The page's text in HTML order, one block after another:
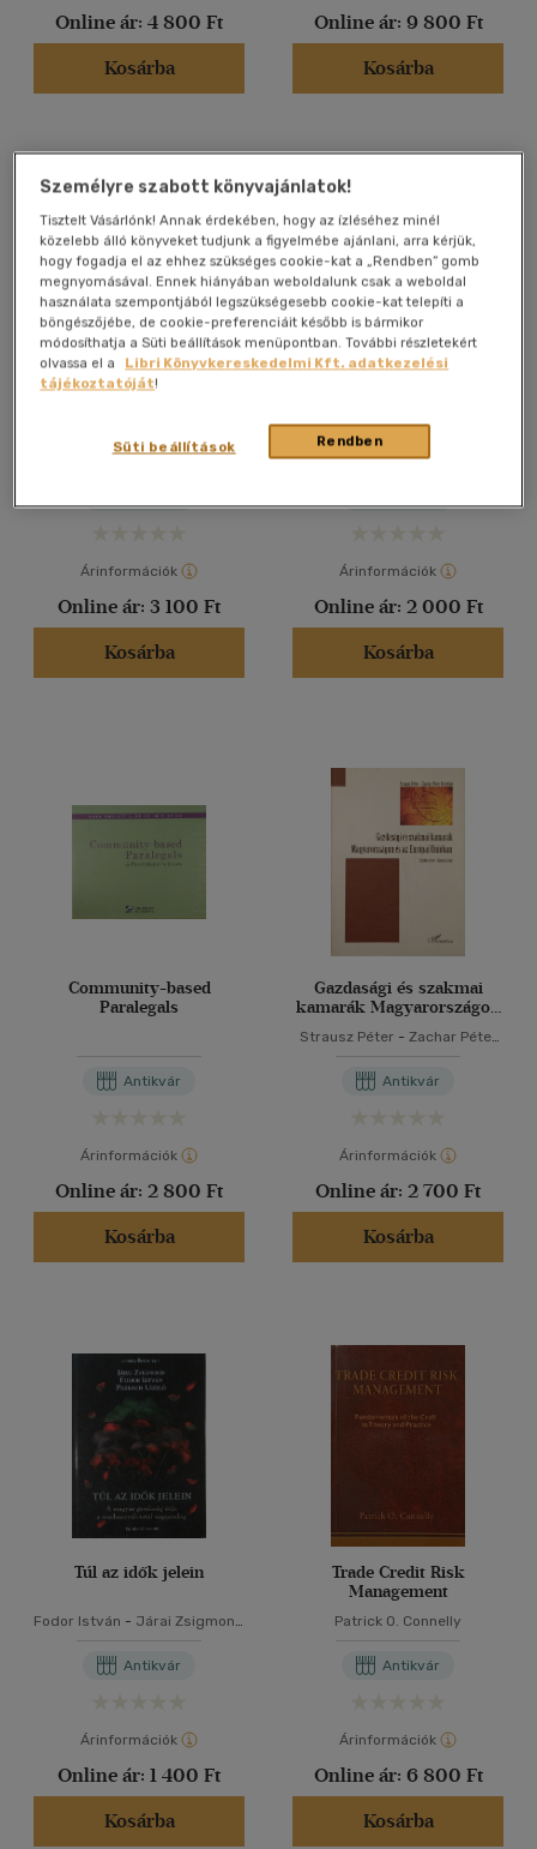
Vélemény szerint
(10)
(10)
(1)
(3)
(461)
Online ár: 4 800 Ft
Kosárba
Online ár: 9 800 Ft
Kosárba
Kopátsy Sándor
Árinformációk
Online ár: 3 100 Ft
Kosárba
Martin József Péter
Árinformációk
Online ár: 2 000 Ft
Kosárba
Community-based
Paralegals
Antikvár
Árinformációk
Online ár: 2 800 Ft
Kosárba
Gazdasági és szakmai
kamarák Magyarországon
Strausz Péter - Zachar Péter
Antikvár
Árinformációk
Online ár: 2 700 Ft
Kosárba
Túl az idők jelein
Fodor István - Járai Zsigmond
Antikvár
Árinformációk
Online ár: 1 400 Ft
Kosárba
Trade Credit Risk
Management
Patrick O. Connelly
Antikvár
Árinformációk
Online ár: 6 800 Ft
Kosárba
Személyre szabott könyvajánlatok!
Tisztelt Vásárlónk! Annak érdekében, hogy az ízléséhez minél
közelebb álló könyveket tudjunk a figyelmébe ajánlani, arra kérjük,
hogy fogadja el az ehhez szükséges cookie-kat a „Rendben” gomb
megnyomásával. Ennek hiányában weboldalunk csak a weboldal
használata szempontjából legszükségesebb cookie-kat telepíti a
böngészőjébe, de cookie-preferenciáit később is bármikor
módosíthatja a Süti beállítások menüpontban. További részletekért
olvassa el a
Libri Könyvkereskedelmi Kft. adatkezelési
tájékoztatóját!
Rendben
Süti beállítások